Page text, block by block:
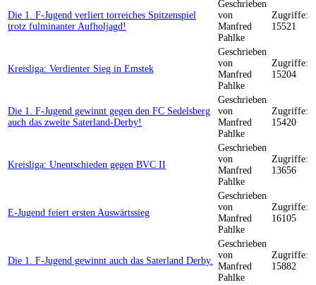
Die 1. F-Jugend verliert torreiches Spitzenspiel
trotz fulminanter Aufholjagd!
Geschrieben
von
Manfred
Pahlke
Zugriffe:
15521
Kreisliga: Verdienter Sieg in Emstek
Geschrieben
von
Manfred
Pahlke
Zugriffe:
15204
Die 1. F-Jugend gewinnt gegen den FC Sedelsberg
auch das zweite Saterland-Derby!
Geschrieben
von
Manfred
Pahlke
Zugriffe:
15420
Kreisliga: Unentschieden gegen BVC II
Geschrieben
von
Manfred
Pahlke
Zugriffe:
13656
E-Jugend feiert ersten Auswärtssieg
Geschrieben
von
Manfred
Pahlke
Zugriffe:
16105
Die 1. F-Jugend gewinnt auch das Saterland Derby.
Geschrieben
von
Manfred
Pahlke
Zugriffe:
15882